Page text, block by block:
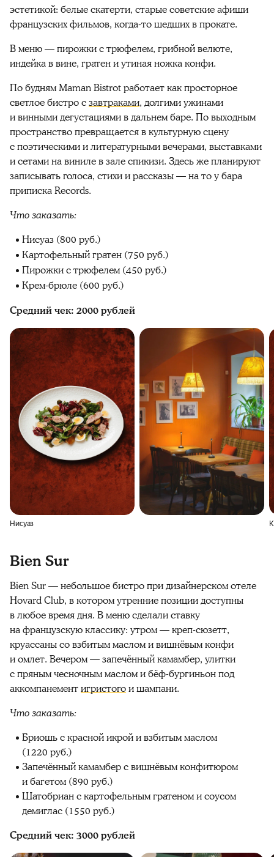
эстетикой: белые скатерти, старые советские афиши
французских фильмов, когда-то шедших в прокате.
В меню — пирожки с трюфелем, грибной велюте,
индейка в вине, гратен и утиная ножка конфи.
По будням Maman Bistrot работает как просторное
светлое бистро сзавтраками, долгими ужинами
и винными дегустациями в дальнем баре. По выходным
пространство превращается в культурную сцену
с поэтическими и литературными вечерами, выставками
и сетами на виниле в зале спикизи. Здесь же планируют
записывать голоса, стихи и рассказы — на то у бара
приписка Records.
Что заказать:
Нисуаз (800 руб.)
Картофельный гратен (750 руб.)
Пирожки с трюфелем (450 руб.)
Крем-брюле (600 руб.)
Средний чек: 2000 рублей
Нисуаз
Bien Sur
Bien Sur — небольшое бистро при дизайнерском отеле
Hovard Club, в котором утренние позиции доступны
в любое время дня. В меню сделали ставку
на французскую классику: утром — креп-сюзетт,
круассаны со взбитым маслом и вишнёвым конфи
и омлет. Вечером — запечённый камамбер, улитки
с пряным чесночным маслом и бёф-бургиньон под
аккомпанементигристогои шампани.
Что заказать:
Бриошь с красной икрой и взбитым маслом
(1220 руб.)
Запечённый камамбер с вишнёвым конфитюром
и багетом (890 руб.)
Шатобриан с картофельным гратеном и соусом
демиглас (1550 руб.)
Средний чек: 3000 рублей